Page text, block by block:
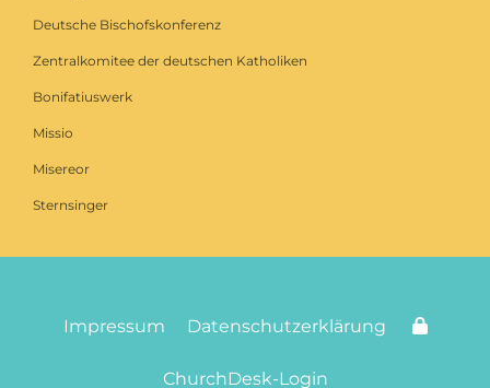
Deutsche Bischofskonferenz
Zentralkomitee der deutschen Katholiken
Bonifatiuswerk
Missio
Misereor
Sternsinger
Impressum Datenschutzerklärung
ChurchDesk-Login